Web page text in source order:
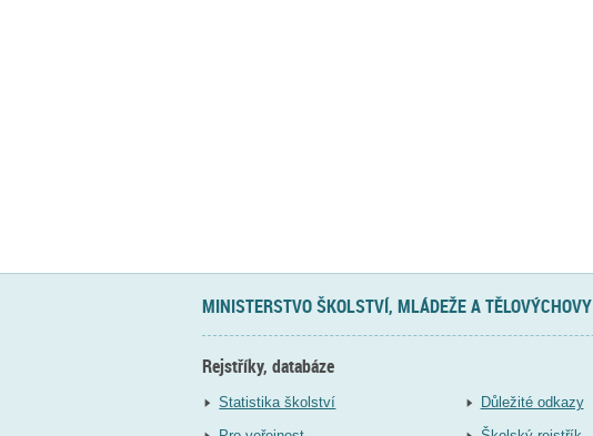
MINISTERSTVO ŠKOLSTVÍ, MLÁDEŽE A TĚLOVÝCHOVY
Rejstříky, databáze
Statistika školství
Důležité odkazy